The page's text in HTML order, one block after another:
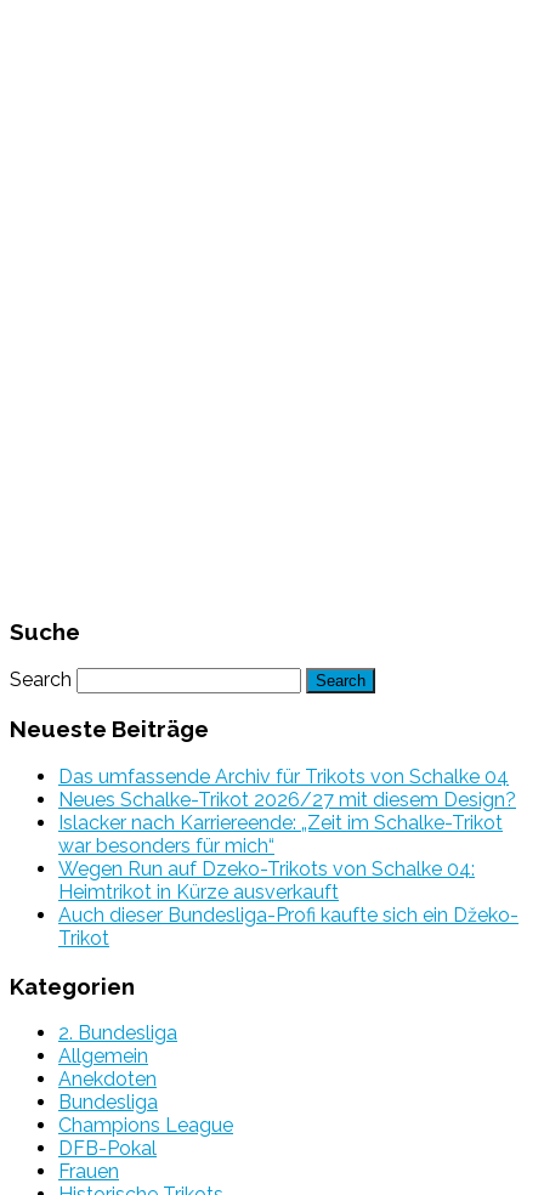
Suche
Search
Neueste Beiträge
Das umfassende Archiv für Trikots von Schalke 04
Neues Schalke-Trikot 2026/27 mit diesem Design?
Islacker nach Karriereende: „Zeit im Schalke-Trikot
war besonders für mich“
Wegen Run auf Dzeko-Trikots von Schalke 04:
Heimtrikot in Kürze ausverkauft
Auch dieser Bundesliga-Profi kaufte sich ein Džeko-
Trikot
Kategorien
2. Bundesliga
Allgemein
Anekdoten
Bundesliga
Champions League
DFB-Pokal
Frauen